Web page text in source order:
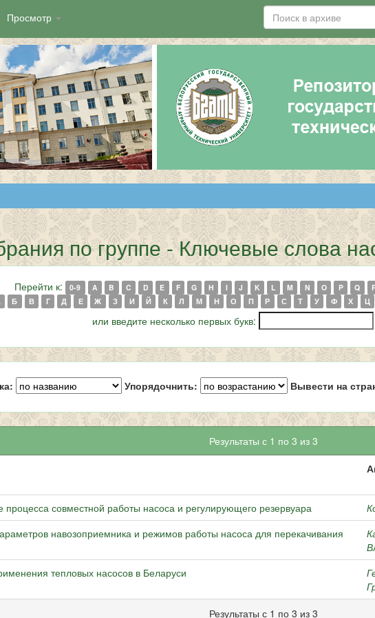
Просмотр
по группе - Ключевые слова
Перейти к: 0-9 A B C D E F G H I J K L M N O P Q
Б В Г Д Е Ж З И Й К Л М Н О П Р С Т У Ф Х Ц
или введите несколько первых букв:
Упорядочнить: Вывести на
Результаты с 1 по 3 из 3
совместной работы насоса и регулирующего резервуара
навозоприемника и режимов работы насоса для перекачивания
тепловых насосов в Беларуси
Результаты с 1 по 3 из 3